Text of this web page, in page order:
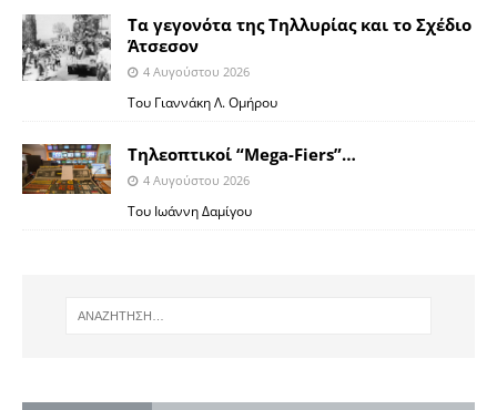
Τα γεγονότα της Τηλλυρίας και το Σχέδιο
Άτσεσον
4 Αυγούστου 2026
Toυ Γιαννάκη Λ. Ομήρου
Tηλεοπτικοί “Mega-Fiers”…
4 Αυγούστου 2026
Toυ Ιωάννη Δαμίγου